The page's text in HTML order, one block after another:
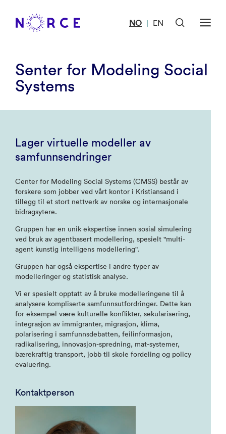
NO | EN
Senter for Modeling Social
Systems
Lager virtuelle modeller av
samfunnsendringer
Center for Modeling Social Systems (CMSS) består av
forskere som jobber ved vårt kontor i Kristiansand i
tillegg til et stort nettverk av norske og internasjonale
bidragsytere.
Gruppen har en unik ekspertise innen sosial simulering
ved bruk av agentbasert modellering, spesielt "multi-
agent kunstig intelligens modellering".
Gruppen har også ekspertise i andre typer av
modelleringer og statistisk analyse.
Vi er spesielt opptatt av å bruke modelleringene til å
analysere kompliserte samfunnsutfordringer. Dette kan
for eksempel være kulturelle konflikter, sekularisering,
integrasjon av immigranter, migrasjon, klima,
polarisering i samfunnsdebatten, feilinformasjon,
radikalisering, innovasjon-spredning, mat-systemer,
bærekraftig transport, jobb til skole fordeling og policy
evaluering.
Kontaktperson